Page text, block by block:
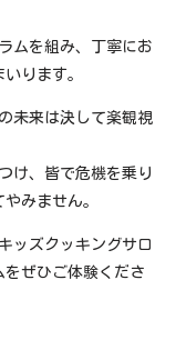
ムを組み、丁寧にお
ります。
未来は決して楽観視
け、皆で危機を乗り
みません。
ッズクッキングサロ
ぜひご体験くださ